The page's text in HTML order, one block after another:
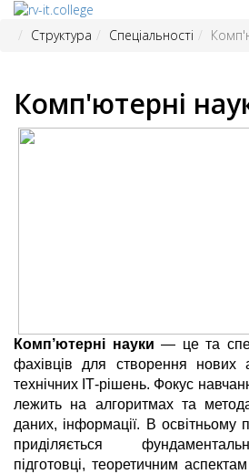
Структура Спеціальності
Комп'ютерні
Комп’ютерні науки — це та
фахівців для створення нових
технічних ІТ-рішень. Фокус
лежить на алгоритмах та
даних, інформації. В освітньому
приділяється
підготовці, теоретичним